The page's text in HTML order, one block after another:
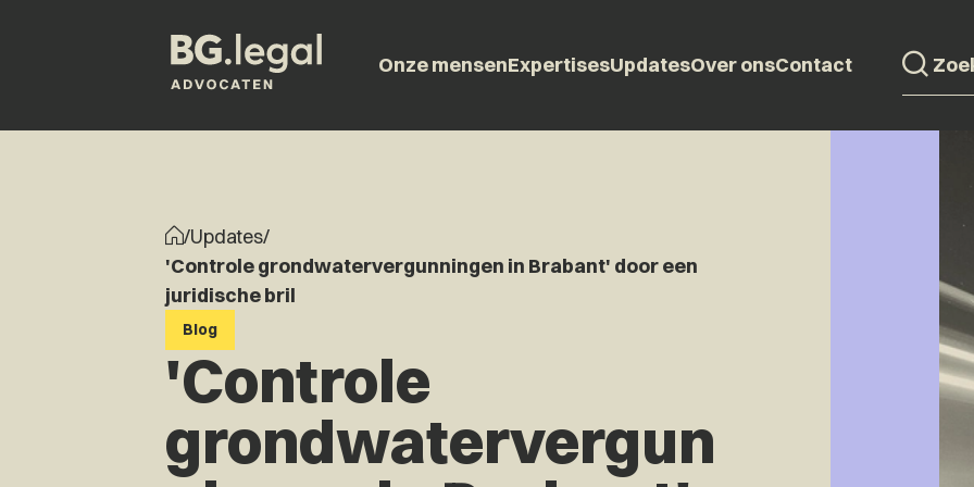
Onze mensenExpertisesUpdatesOver onsContact
/Updates/
'Controle grondwatervergunningen in Brabant' door een
juridische bril
Blog
'Controle
grondwatervergun